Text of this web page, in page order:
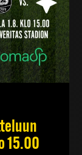
15.00